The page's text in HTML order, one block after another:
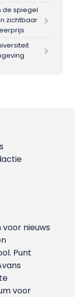
de spiegel
zichtbaar
nieuws
Punt
voor